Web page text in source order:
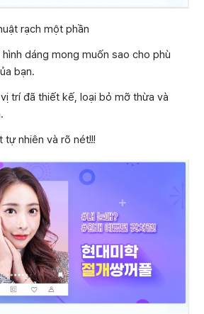
rạch một phần
dáng mong muốn sao cho phù
bạn.
trí đã thiết kế, loại bỏ mỡ thừa và
tự nhiên và rõ nét!!!